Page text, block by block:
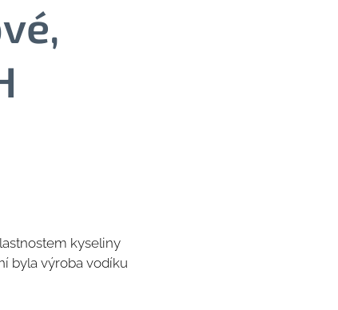
kyseliny
byla výroba vodíku